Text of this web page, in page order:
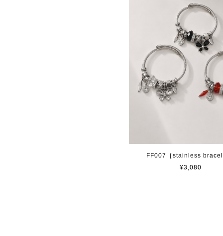
FF007［stainless
¥3,080